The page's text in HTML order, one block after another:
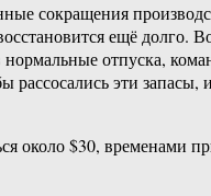
сокращения
ещё долго.
отпуска,
эти
около $30,